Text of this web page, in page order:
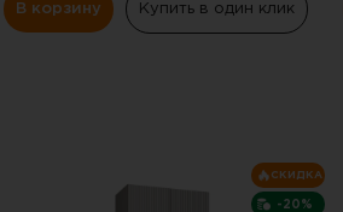
В корзину Купить в один клик
-20%
СКИДКА